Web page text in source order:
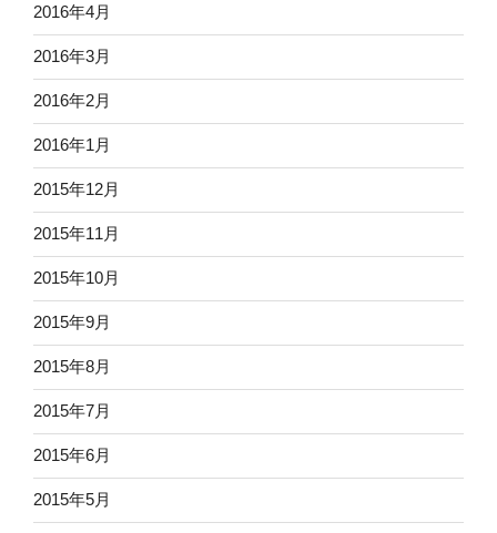
2016年4月
2016年3月
2016年2月
2016年1月
2015年12月
2015年11月
2015年10月
2015年9月
2015年8月
2015年7月
2015年6月
2015年5月